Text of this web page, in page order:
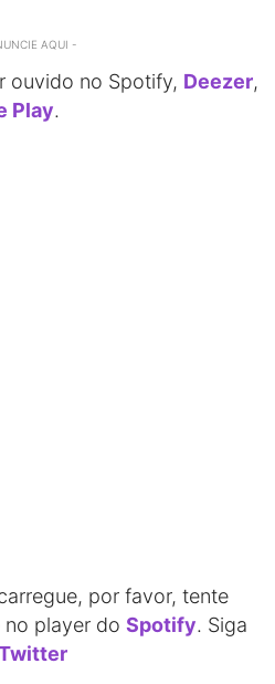
AQUI -
ouvido no Spotify, Deezer,
Play.
por favor, tente
player do Spotify. Siga